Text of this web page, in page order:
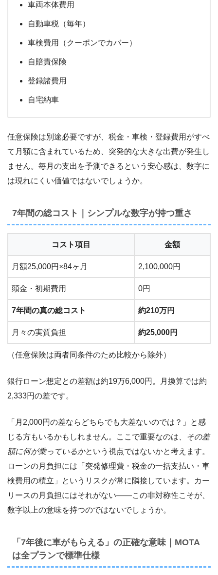
車両本体費用
自動車税（毎年）
車検費用（クーポンでカバー）
自賠責保険
登録諸費用
自宅納車
任意保険は別途必要ですが、税金・車検・登録費用がすべ
て月額に含まれているため、突発的な大きな出費が発生し
ません。毎月の支出を予測できるという安心感は、数字に
は現れにくい価値ではないでしょうか。
7年間の総コスト｜シンプルな数字が持つ重さ
コスト項目 金額
月額25,000円×84ヶ月 2,100,000円
頭金・初期費用 0円
7年間の真の総コスト 約210万円
月々の実質負担 約25,000円
（任意保険は両者同条件のため比較から除外）
銀行ローン想定との差額は約19万6,000円。月換算では約
2,333円の差です。
「月2,000円の差ならどちらでも大差ないのでは？」と感
じる方もいるかもしれません。ここで重要なのは、
その差
額に何が乗っているかという視点ではないかと考えます。
ローンの月負担には「突発修理費・税金の一括支払い・車
検費用の積立」というリスクが常に隣接しています。カー
リースの月負担にはそれがない――この非対称性こそが、
数字以上の意味を持つのではないでしょうか。
「7年後に車がもらえる」の正確な意味｜MOTA
は全プランで標準仕様